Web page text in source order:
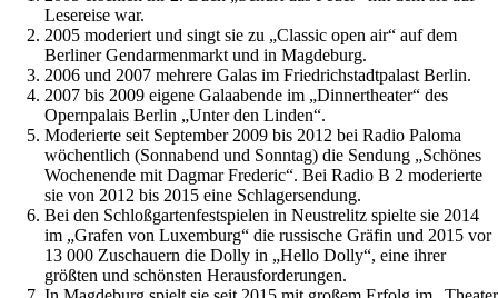
Lesereise war.
2005 moderiert und singt sie zu „Classic open air“ auf dem
Berliner Gendarmenmarkt und in Magdeburg.
2006 und 2007 mehrere Galas im Friedrichstadtpalast Berlin.
2007 bis 2009 eigene Galaabende im „Dinnertheater“ des
Opernpalais Berlin „Unter den Linden“.
Moderierte seit September 2009 bis 2012 bei Radio Paloma
wöchentlich (Sonnabend und Sonntag) die Sendung „Schönes
Wochenende mit Dagmar Frederic“. Bei Radio B 2 moderierte
sie von 2012 bis 2015 eine Schlagersendung.
Bei den Schloßgartenfestspielen in Neustrelitz spielte sie 2014
im „Grafen von Luxemburg“ die russische Gräfin und 2015 vor
13 000 Zuschauern die Dolly in „Hello Dolly“, eine ihrer
größten und schönsten Herausforderungen.